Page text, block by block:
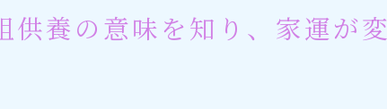
供養の意味を知り、家運が変